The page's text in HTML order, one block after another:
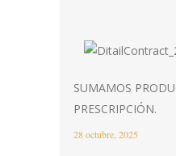
SUMAMOS
PRESCRIPCIÓN.
28 octubre, 2025